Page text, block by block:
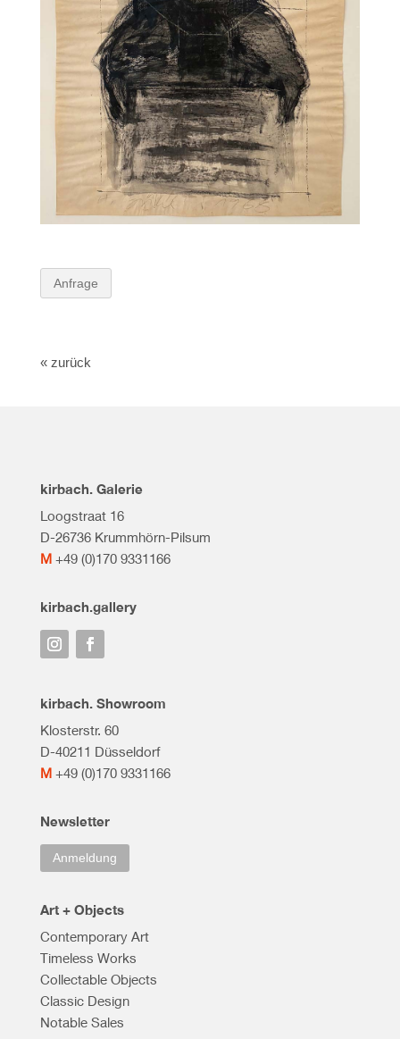
Anfrage
« zurück
kirbach. Galerie
Loogstraat 16
D-26736 Krummhörn-Pilsum
M+49 (0)170 9331166
kirbach.gallery
kirbach. Showroom
Klosterstr. 60
D-40211 Düsseldorf
M+49 (0)170 9331166
Newsletter
Anmeldung
Art + Objects
Contemporary Art
Timeless Works
Collectable Objects
Classic Design
Notable Sales